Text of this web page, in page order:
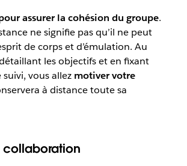
assurer la cohésion du groupe.
ne signifie pas qu’il ne peut
de corps et d’émulation. Au
les objectifs et en fixant
vous allez motiver votre
à distance toute sa
collaboration